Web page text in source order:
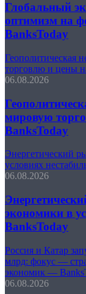
Глобальный
оптимизм на
BanksToday
Геополитическая
торговлю и цены
06.08.2026
мировую
BanksToday
Энергетический
условиях
06.08.2026
экономики в
BanksToday
Россия и Катар
млрд: фокус —
экономик —
06.08.2026